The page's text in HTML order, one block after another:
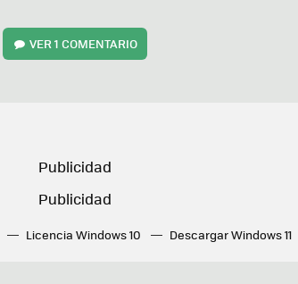
VER1 COMENTARIO
Licencia Windows 10 Descargar Windows 11